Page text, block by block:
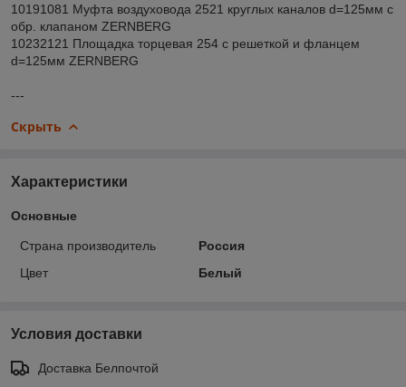
10191081 Муфта воздуховода 2521 круглых каналов d=125мм с
обр. клапаном ZERNBERG
10232121 Площадка торцевая 254 с решеткой и фланцем
d=125мм ZERNBERG
---
Скрыть
Характеристики
Основные
Страна производитель
Россия
Цвет
Белый
Условия доставки
Доставка Белпочтой